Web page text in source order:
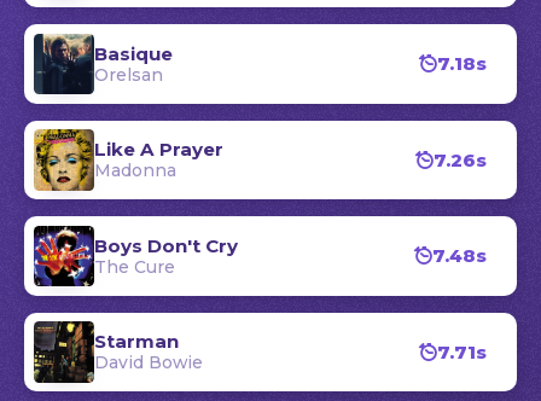
Basique
Orelsan 7.18s
Like A Prayer
Madonna 7.26s
Boys Don't Cry
The Cure 7.48s
Starman
David Bowie 7.71s